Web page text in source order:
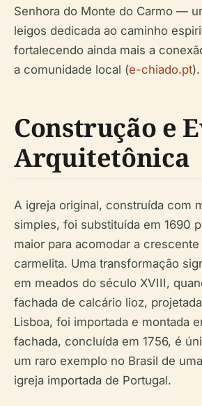
Senhora do Monte do Carmo —
leigos dedicada ao caminho
fortalecendo ainda mais a
a comunidade local (e-chiado.pt).
Construção e
Arquitetônica
A igreja original, construída com
simples, foi substituída em 1690
maior para acomodar a
carmelita. Uma transformação
em meados do século XVIII,
fachada de calcário lioz,
Lisboa, foi importada e montada
fachada, concluída em 1756, é
um raro exemplo no Brasil de
igreja importada de Portugal.